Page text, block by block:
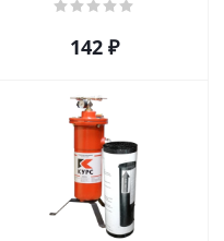
142₽